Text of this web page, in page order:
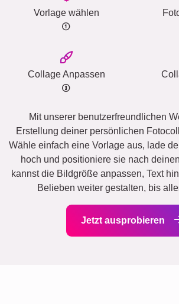
Vorlage wählen
Collage Anpassen
Mit unserer benutzerfreundlichen
Erstellung deiner persönlichen
Wähle einfach eine Vorlage aus, lade
hoch und positioniere sie nach
kannst die Bildgröße anpassen, Text
Belieben weiter gestalten, bis
Jetzt ausprobieren